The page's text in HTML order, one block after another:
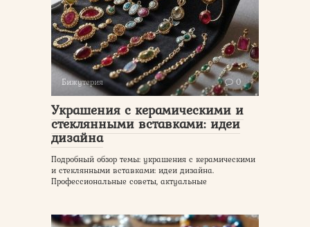
Бижутерия 0
Украшения с керамическими и
стеклянными вставками: идеи
дизайна
Подробный обзор темы: украшения с керамическими
и стеклянными вставками: идеи дизайна.
Профессиональные советы, актуальные